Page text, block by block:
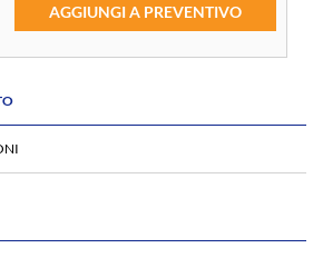
AGGIUNGI A PREVENTIVO